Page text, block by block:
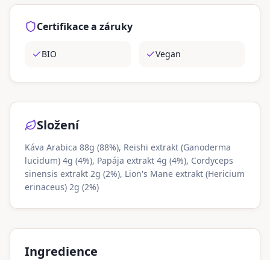
Certifikace a záruky
BIO Vegan
Složení
Káva Arabica 88g (88%), Reishi extrakt (Ganoderma
lucidum) 4g (4%), Papája extrakt 4g (4%), Cordyceps
sinensis extrakt 2g (2%), Lion's Mane extrakt (Hericium
erinaceus) 2g (2%)
Ingredience